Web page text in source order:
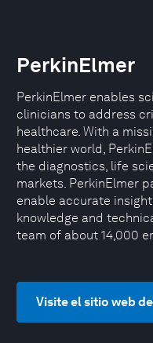
PerkinElmer
PerkinElmer enables
clinicians to address
healthcare. With a
healthier world,
the diagnostics, life
markets. PerkinElmer
enable accurate
knowledge and
team of about 14,000
Visite el sitio web